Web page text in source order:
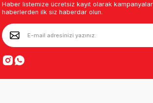
Haber listemize ücretsiz kayıt olarak
haberlerden ilk siz haberdar olun.